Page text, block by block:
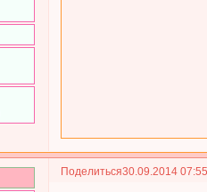
Поделиться30.09.2014